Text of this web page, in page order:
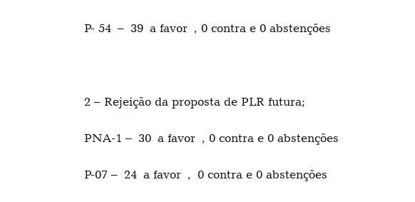
P- 54 – 39 a favor , 0 contra e 0 abstenções
2 – Rejeição da proposta de PLR futura;
PNA-1 – 30 a favor , 0 contra e 0 abstenções
P-07 – 24 a favor , 0 contra e 0 abstenções